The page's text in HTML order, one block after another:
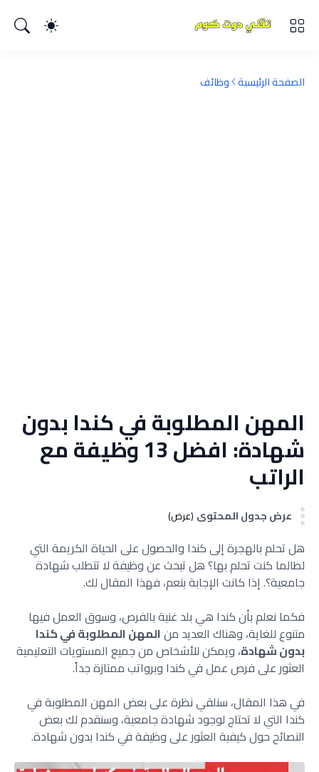
الصفحة الرئيسية وظائف
المهن المطلوبة في كندا بدون
شهادة: افضل 13 وظيفة مع
الراتب
عرض جدول المحتوى (عرض)
هل تحلم بالهجرة إلى كندا والحصول على الحياة الكريمة التي
لطالما كنت تحلم بها؟ هل تبحث عن وظيفة لا تتطلب شهادة
جامعية؟.إذا كانت الإجابة بنعم، فهذا المقال لك.
فكما نعلم بأن كندا هي بلد غنية بالفرص، وسوق العمل فيها
متنوع للغاية، وهناك العديد منالمهن المطلوبة في كندا
بدون شهادة، ويمكن للأشخاص من جميع المستويات التعليمية
العثور على فرص عمل في كندا وبرواتب ممتازة جداً.
في هذا المقال، سنلقي نظرة على بعض المهن المطلوبة في
كندا التي لا تحتاج لوجود شهادة جامعية، وسنقدم لك بعض
النصائح حول كيفية العثور على وظيفة في كندا بدون شهادة.